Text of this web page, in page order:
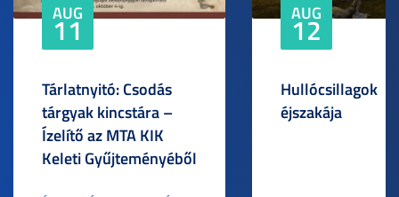
AUG
11
Tárlatnyitó: Csodás
tárgyak kincstára –
Ízelítő az MTA KIK
Keleti Gyűjteményéből
AUG
12
Hullócsillagok
éjszakája